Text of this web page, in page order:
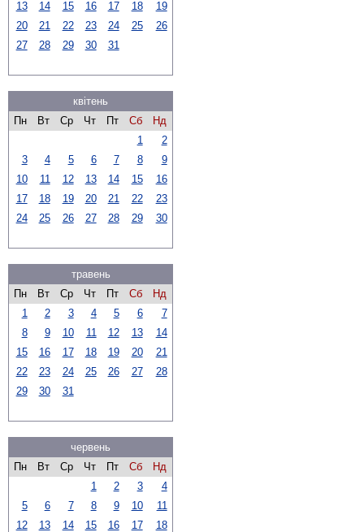
13 14 15 16 17 18
19
20
21 22 23 24 25
26
27
28 29 30 31
квітень
Пн
Вт Ср Чт Пт Сб
Нд
1
2
3
4 5 6 7 8
9
10
11 12 13 14 15
16
17
18 19 20 21 22
23
24
25 26 27 28 29 30
травень
Пн
Вт Ср Чт Пт Сб
Нд
1
2 3 4 5 6
7
8
9 10 11 12 13
14
15
16 17 18 19 20
21
22
23 24 25 26 27
28
29
30 31
червень
Пн
Вт Ср Чт Пт Сб
Нд
1
2 3
4
5
6 7 8 9 10
11
12
13 14 15 16 17
18